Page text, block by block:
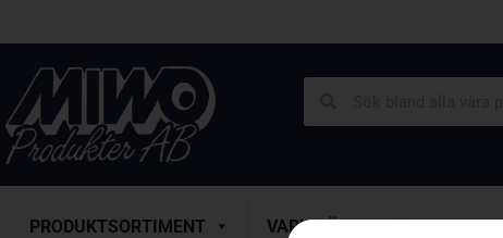
PRODUKTSORTIMENT VARUMÄRKEN SERVICE